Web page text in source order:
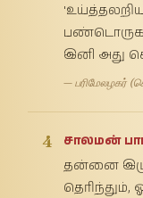
'உய்த்தலறிய
இனி அது
— பரிமேலழகர்
4
சாலமன்
தன்னை